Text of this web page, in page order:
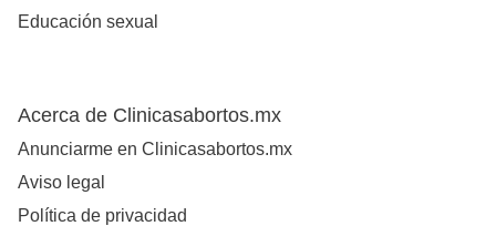
Educación sexual
Acerca de Clinicasabortos.mx
Anunciarme en Clinicasabortos.mx
Aviso legal
Política de privacidad